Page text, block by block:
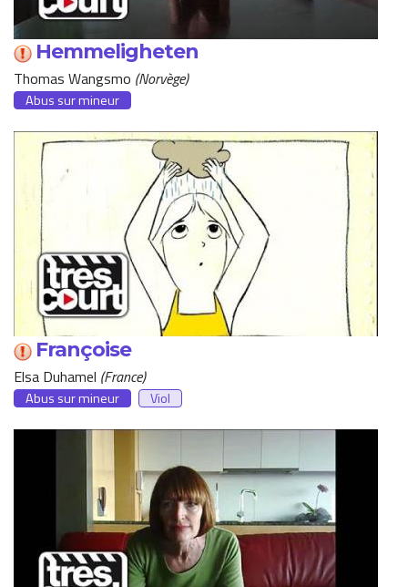
Hemmeligheten
Thomas Wangsmo Norvège
Abus sur mineur
Françoise
Elsa Duhamel France
Abus sur mineur Viol